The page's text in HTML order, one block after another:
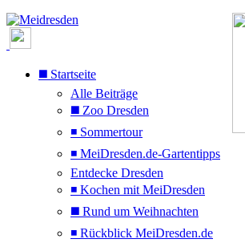
◼️ Startseite
Alle Beiträge
◼️ Zoo Dresden
◾ Sommertour
◾ MeiDresden.de-Gartentipps
Entdecke Dresden
◾ Kochen mit MeiDresden
◼️ Rund um Weihnachten
◾ Rückblick MeiDresden.de